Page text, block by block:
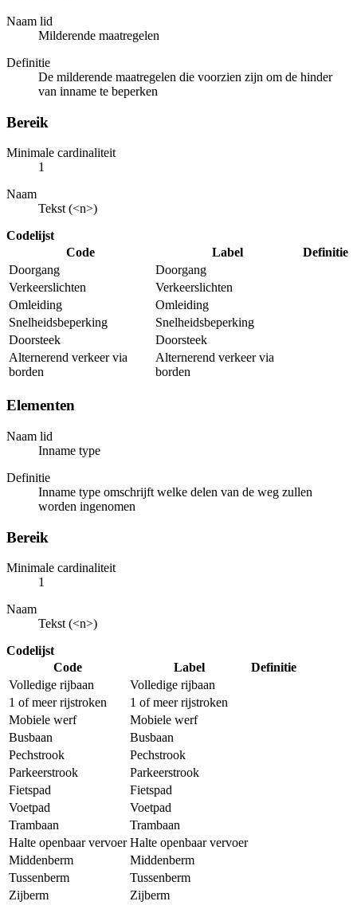
Naam lid
Milderende maatregelen
Definitie
De milderende maatregelen die voorzien zijn om de hinder
van inname te beperken
Bereik
Minimale cardinaliteit
1
Naam
Tekst (<n>)
Codelijst
Code
Label
Definitie
Doorgang
Doorgang
Verkeerslichten
Verkeerslichten
Omleiding
Omleiding
Snelheidsbeperking
Snelheidsbeperking
Doorsteek
Doorsteek
Alternerend verkeer via
borden
Alternerend verkeer via
borden
Elementen
Naam lid
Inname type
Definitie
Inname type omschrijft welke delen van de weg zullen
worden ingenomen
Bereik
Minimale cardinaliteit
1
Naam
Tekst (<n>)
Codelijst
Code
Label
Definitie
Volledige rijbaan
Volledige rijbaan
1 of meer rijstroken
1 of meer rijstroken
Mobiele werf
Mobiele werf
Busbaan
Busbaan
Pechstrook
Pechstrook
Parkeerstrook
Parkeerstrook
Fietspad
Fietspad
Voetpad
Voetpad
Trambaan
Trambaan
Halte openbaar vervoer Halte openbaar vervoer
Middenberm
Middenberm
Tussenberm
Tussenberm
Zijberm
Zijberm